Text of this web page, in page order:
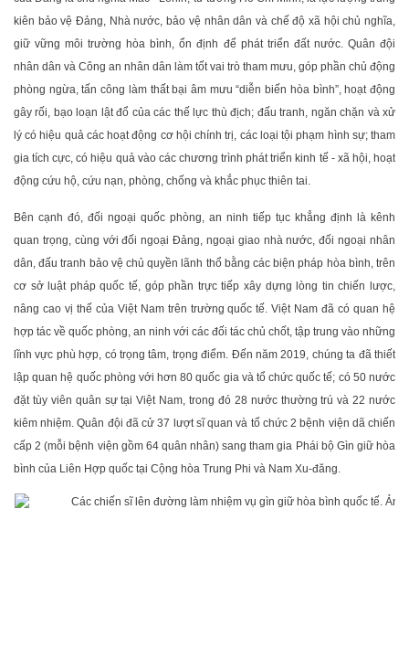
kiên bảo vệ Đảng, Nhà nước, bảo vệ nhân dân và chế độ xã hội chủ nghĩa,
giữ vững môi trường hòa bình, ổn định để phát triển đất nước. Quân đội
nhân dân và Công an nhân dân làm tốt vai trò tham mưu, góp phần chủ động
phòng ngừa, tấn công làm thất bại âm mưu “diễn biến hòa bình”, hoạt động
gây rối, bạo loạn lật đổ của các thế lực thù địch; đấu tranh, ngăn chặn và xử
lý có hiệu quả các hoạt động cơ hội chính trị, các loại tội phạm hình sự; tham
gia tích cực, có hiệu quả vào các chương trình phát triển kinh tế - xã hội, hoạt
động cứu hộ, cứu nạn, phòng, chống và khắc phục thiên tai.
Bên cạnh đó, đối ngoại quốc phòng, an ninh tiếp tục khẳng định là kênh
quan trọng, cùng với đối ngoại Đảng, ngoại giao nhà nước, đối ngoại nhân
dân, đấu tranh bảo vệ chủ quyền lãnh thổ bằng các biện pháp hòa bình, trên
cơ sở luật pháp quốc tế, góp phần trực tiếp xây dựng lòng tin chiến lược,
nâng cao vị thế của Việt Nam trên trường quốc tế. Việt Nam đã có quan hệ
hợp tác về quốc phòng, an ninh với các đối tác chủ chốt, tập trung vào những
lĩnh vực phù hợp, có trọng tâm, trọng điểm. Đến năm 2019, chúng ta đã thiết
lập quan hệ quốc phòng với hơn 80 quốc gia và tổ chức quốc tế; có 50 nước
đặt tùy viên quân sự tại Việt Nam, trong đó 28 nước thường trú và 22 nước
kiêm nhiệm. Quân đội đã cử 37 lượt sĩ quan và tổ chức 2 bệnh viện dã chiến
cấp 2 (mỗi bệnh viện gồm 64 quân nhân) sang tham gia Phái bộ Gìn giữ hòa
bình của Liên Hợp quốc tại Cộng hòa Trung Phi và Nam Xu-đăng.